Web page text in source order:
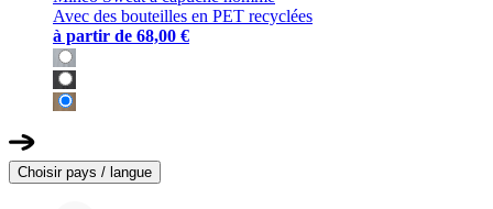
Avec des bouteilles en PET recyclées
à partir de 68,00 €
Choisir pays / langue